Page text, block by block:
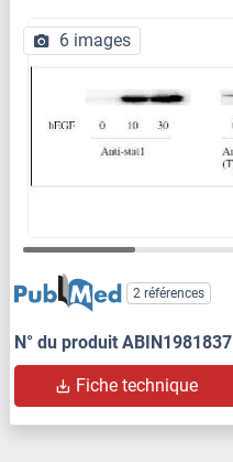
6 images
2 références
N° du produit ABIN1981837
Fiche technique